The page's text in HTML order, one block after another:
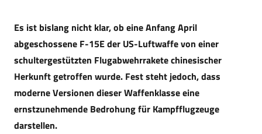
Es ist bislang nicht klar, ob eine Anfang April
abgeschossene F-15E der US-Luftwaffe von einer
schultergestützten Flugabwehrrakete chinesischer
Herkunft getroffen wurde. Fest steht jedoch, dass
moderne Versionen dieser Waffenklasse eine
ernstzunehmende Bedrohung für Kampfflugzeuge
darstellen.